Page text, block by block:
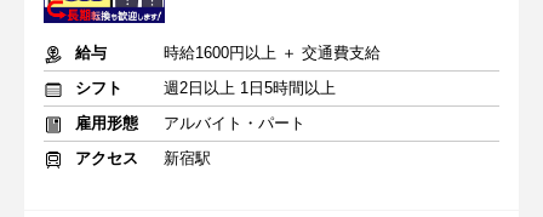
給与
時給1600円以上 ＋ 交通費支給
シフト
週2日以上 1日5時間以上
雇用形態
アルバイト・パート
アクセス
新宿駅